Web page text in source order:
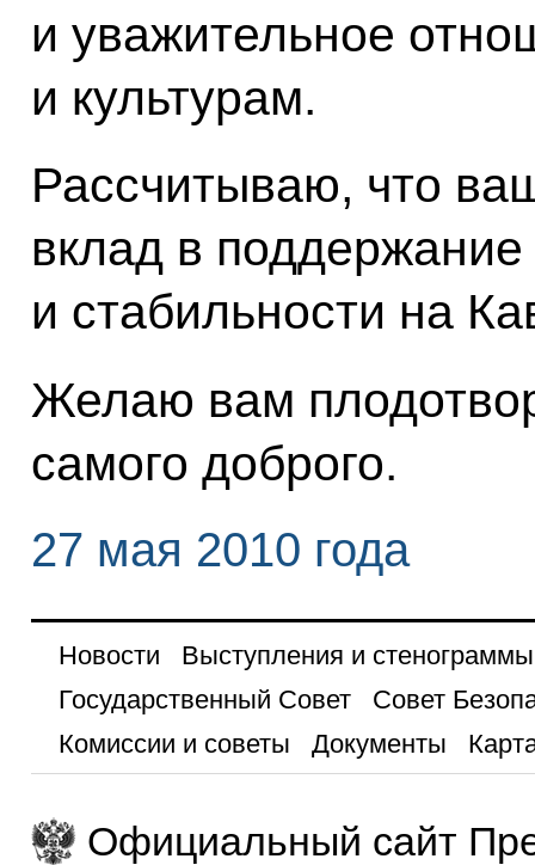
и уважительное
и культурам.
Рассчитываю, что
вклад в
и стабильности на
Желаю вам
самого доброго.
27 мая 2010 года
Новости
Выступления и стенограммы
Государственный Совет
Совет
Комиссии и советы
Документы
Официальный сайт